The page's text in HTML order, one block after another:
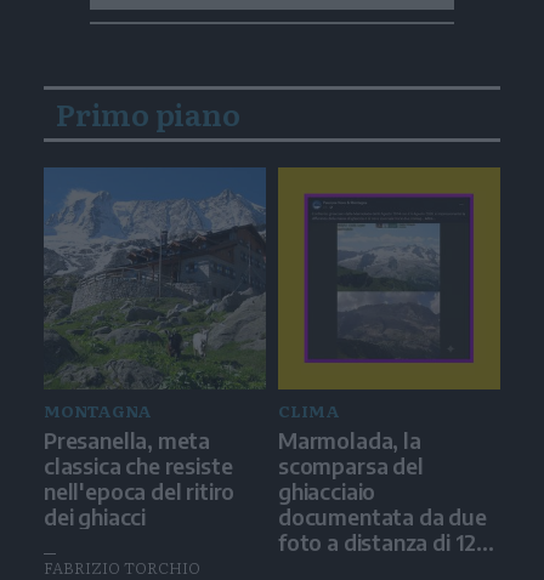
Primo piano
MONTAGNA
Presanella, meta
classica che resiste
nell'epoca del ritiro
dei ghiacci
FABRIZIO TORCHIO
CLIMA
Marmolada, la
scomparsa del
ghiacciaio
documentata da due
foto a distanza di 12